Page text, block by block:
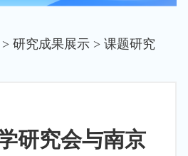
> 研究成果展示 > 课题研究
研究会与南京